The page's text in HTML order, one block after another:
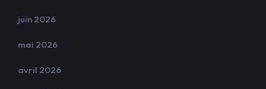
juin 2026
mai 2026
avril 2026